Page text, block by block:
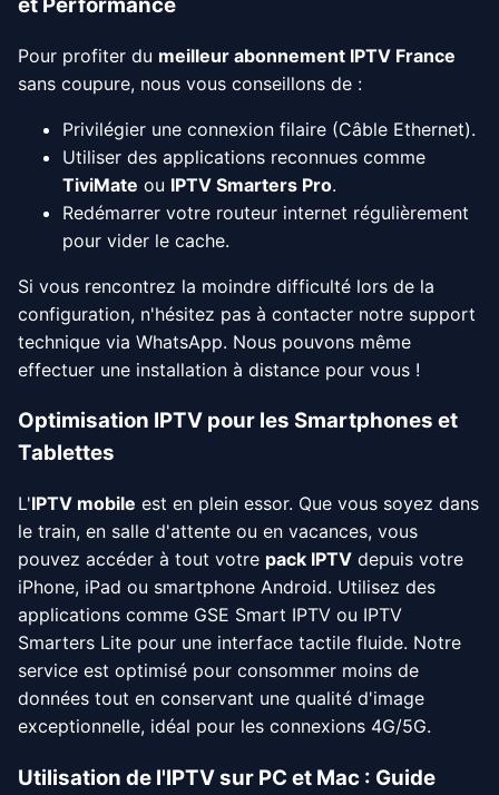
Pour profiter du meilleur abonnement IPTV France
sans coupure, nous vous conseillons de :
Privilégier une connexion filaire (Câble Ethernet).
Utiliser des applications reconnues comme
TiviMate ou IPTV Smarters Pro.
Redémarrer votre routeur internet régulièrement
pour vider le cache.
Si vous rencontrez la moindre difficulté lors de la
configuration, n'hésitez pas à contacter notre support
technique via WhatsApp. Nous pouvons même
effectuer une installation à distance pour vous !
Optimisation IPTV pour les Smartphones et
Tablettes
L'IPTV mobile est en plein essor. Que vous soyez dans
le train, en salle d'attente ou en vacances, vous
pouvez accéder à tout votre pack IPTV depuis votre
iPhone, iPad ou smartphone Android. Utilisez des
applications comme GSE Smart IPTV ou IPTV
Smarters Lite pour une interface tactile fluide. Notre
service est optimisé pour consommer moins de
données tout en conservant une qualité d'image
exceptionnelle, idéal pour les connexions 4G/5G.
Utilisation de l'IPTV sur PC et Mac : Guide